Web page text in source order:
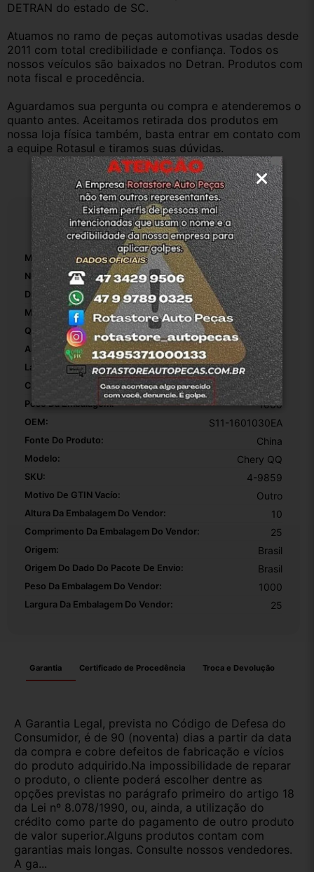
DETRAN do estado de SC.
Atuamos no ramo de peças automotivas usadas desde
2011 com total credibilidade e confiança. Todos os
nossos veículos são baixados no Detran. Produtos com
nota fiscal e procedência.
Aguardamos sua pergunta ou compra e atenderemos o
quanto antes. Aceitamos retirada dos produtos em
nossa loja física também, basta entrar em contato com
a equipe Rotasul e tiramos suas dúvidas.
Especificações
Marca: Chery
Número De Peça: S11-1601030EA
Diâmetro Do Disco De Embreagem: 18.2
Material Do Disco De Embreagem: Fibra
Quantidade De Estrias: 18
Altura Da Embalagem: 10
Largura Da Embalagem: 25
Comprimento Da Embalagem: 25
Peso Da Embalagem: 1000
OEM: S11-1601030EA
Fonte Do Produto: China
Modelo: Chery QQ
SKU: 4-9859
Motivo De GTIN Vacío: Outro
Altura Da Embalagem Do Vendor: 10
Comprimento Da Embalagem Do Vendor: 25
Origem: Brasil
Origem Do Dado Do Pacote De Envio: Brasil
Peso Da Embalagem Do Vendor: 1000
Largura Da Embalagem Do Vendor: 25
Garantia Certificado de Procedência Troca e Devolução
A Garantia Legal, prevista no Código de Defesa do
Consumidor, é de 90 (noventa) dias a partir da data
da compra e cobre defeitos de fabricação e vícios
do produto adquirido.Na impossibilidade de reparar
o produto, o cliente poderá escolher dentre as
opções previstas no parágrafo primeiro do artigo 18
da Lei nº 8.078/1990, ou, ainda, a utilização do
crédito como parte do pagamento de outro produto
de valor superior.Alguns produtos contam com
garantias mais longas. Consulte nossos vendedores.
A ga...